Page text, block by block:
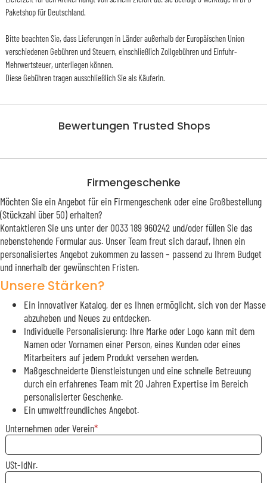
Bewertungen Trusted Shops
Paketshop für Deutschland.
Bitte beachten Sie, dass Lieferungen in Länder außerhalb der Europäischen Union
verschiedenen Gebühren und Steuern, einschließlich Zollgebühren und Einfuhr-
Mehrwertsteuer, unterliegen können.
Diese Gebühren tragen ausschließlich Sie als KäuferIn.
Firmengeschenke
Möchten Sie ein Angebot für ein Firmengeschenk oder eine Großbestellung
(Stückzahl über 50) erhalten?
Kontaktieren Sie uns unter der 0033 189 960242 und/oder füllen Sie das
nebenstehende Formular aus. Unser Team freut sich darauf, Ihnen ein
personalisiertes Angebot zukommen zu lassen – passend zu Ihrem Budget
und innerhalb der gewünschten Fristen.
Unsere Stärken?
Ein innovativer Katalog, der es Ihnen ermöglicht, sich von der Masse
abzuheben und Neues zu entdecken.
Individuelle Personalisierung: Ihre Marke oder Logo kann mit dem
Namen oder Vornamen einer Person, eines Kunden oder eines
Mitarbeiters auf jedem Produkt versehen werden.
Maßgeschneiderte Dienstleistungen und eine schnelle Betreuung
durch ein erfahrenes Team mit 20 Jahren Expertise im Bereich
personalisierter Geschenke.
Ein umweltfreundliches Angebot.
Unternehmen oder Verein
USt-IdNr.